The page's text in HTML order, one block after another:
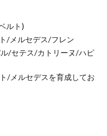
ルト)
/メルセデス/フレン
/セテス/カトリーヌ/ハピ
/メルセデスを育成してお